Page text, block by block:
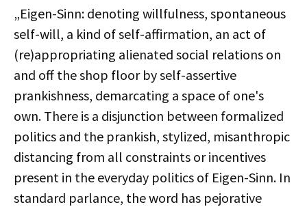
„Eigen-Sinn: denoting willfulness, spontaneous
self-will, a kind of self-affirmation, an act of
(re)appropriating alienated social relations on
and off the shop floor by self-assertive
prankishness, demarcating a space of one's
own. There is a disjunction between formalized
politics and the prankish, stylized, misanthropic
distancing from all constraints or incentives
present in the everyday politics of Eigen-Sinn. In
standard parlance, the word has pejorative